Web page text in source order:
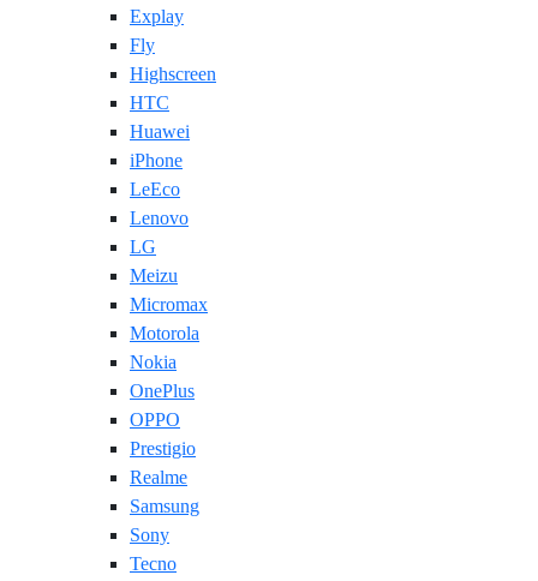
Explay
Fly
Highscreen
HTC
Huawei
iPhone
LeEco
Lenovo
LG
Meizu
Micromax
Motorola
Nokia
OnePlus
OPPO
Prestigio
Realme
Samsung
Sony
Tecno